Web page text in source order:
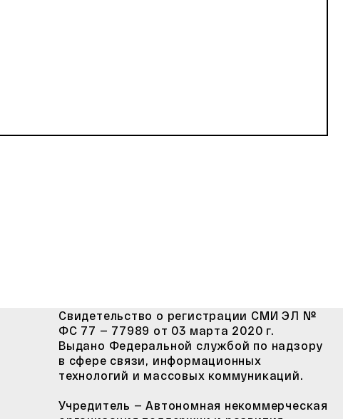
Свидетельство о регистрации СМИ ЭЛ №
ФС 77 — 77989 от 03 марта 2020 г.
Выдано Федеральной службой по надзору
в сфере связи, информационных
технологий и массовых коммуникаций.
Учредитель — Автономная некоммерческая